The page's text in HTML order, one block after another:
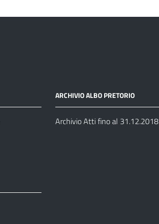
ARCHIVIO ALBO PRETORIO
Archivio Atti fino al 31.12.2018